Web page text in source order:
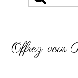
Offrez-vous